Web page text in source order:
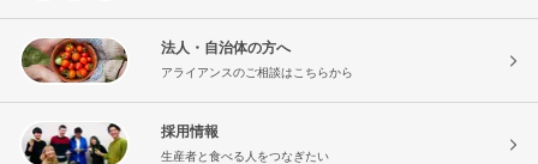
法人・自治体の方へ
アライアンスのご相談はこちらから
採用情報
生産者と食べる人をつなぎたい